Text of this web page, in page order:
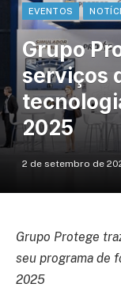
EVENTOS
Grupo
serviços
2025
2 de setembro de
Grupo Protege
seu programa de
2025